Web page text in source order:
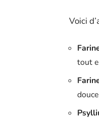
Voici
tout